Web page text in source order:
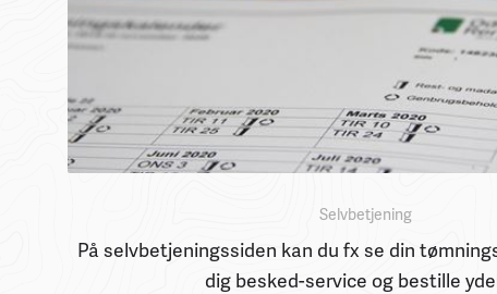
Selvbetjening
På selvbetjeningssiden kan du fx se din
dig besked-service og bestille